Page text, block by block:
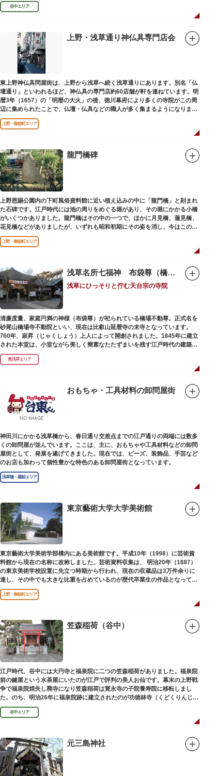
谷中エリア
上野・浅草通り神仏具専門店会
東上野神仏具問屋街は、上野から浅草へ続く浅草通りにあります。別名「仏
壇通り」といわれるほど、神仏具の専門店約60店舗が軒を連ねています。明
暦3年（1657）の「明暦の大火」の後、徳川幕府により多くの寺院がこの周
辺に集められたことで、仏壇・仏具などの職人が多く集まるようになりまし
た。
上野・御徒町エリア
龍門橋碑
上野恩賜公園内の下町風俗資料館に近い植え込みの中に「龍門橋」と刻まれ
た石碑です。江戸時代には池の周りをめぐる堀があり、その堀にかかる小橋
がいくつかありました。龍門橋はその中の一つで、ほかに月見橋、蓮見橋、
花見橋などがありましたが、いずれも昭和初期にその姿を消し、今はこの石
碑にその名残がわずかに残るだけです。
上野・御徒町エリア
浅草名所七福神 布袋尊（橋場不動尊）
浅草にひっそりと佇む天台宗の寺院
清廉度量、家庭円満の神様（布袋尊）が祀られている橋場不動尊。正式名を
砂尾山橋場寺不動院といい、現在は比叡山延暦寺の末寺となっています。
760年、寂昇（じゃくしょう）上人によって開創されました。1845年に建立
された本堂は、小堂ながら美しく簡素なたたずまいを残す江戸時代の建築様
式です。明治の大火、関東大震災、第二次大戦の戦災でも周辺を災禍から守
ったことから「火伏せの不動尊」とも呼ばれています。
の昔、すぐ近くを流れる隅田川を往来して参拝する人の目印となったのがこ
の銀杏で、今なおそのパワーを授かりに来る人も多いそうです。
また、江戸時代から伝わる布袋尊像が祀られています。その姿は肩に袋がな
くお腹が袋代わりの形をしている珍しいもので、古くから庶民に尊信されて
奥浅草エリア
おもちゃ・工具材料の卸問屋街
神田川にかかる浅草橋から、春日通り交差点までの江戸通りの両端には数多
くの卸問屋が並んでいます。ここは、主に、おもちゃや工具材料などの卸問
屋街として、発展を遂げてきました。現在では、ビーズ、装飾品、手芸など
のお店も加わって個性豊かな特色のある卸問屋街となっています。
浅草橋・蔵前エリア
東京藝術大学大学美術館
東京藝術大学美術学部構内にある美術館です。平成10年（1998）に芸術資
料館から現在の名称に改称しました。芸術資料収集は、 明治20年（1887）
の東京美術学校設置に先立つ時期から行われ、現在の収蔵品は3万件余りに
達し、その中でも大きな比重を占めているのが歴代卒業生の作品となってい
ます。
上野・御徒町エリア
笠森稲荷（谷中）
江戸時代、谷中には大円寺と福泉院に二つの笠森稲荷がありました。福泉院
前の鍵屋という水茶屋にいたのが江戸で評判の美人お仙です。幕末の上野戦
争で福泉院焼失し廃寺になり笠森稲荷は寛永寺の子院養寿院に移転しまし
た。のち、明治26年に福泉院跡に建立されたのが功徳林寺（くどくりんじ）
で、明治末期には稲荷社が祀られました。
谷中エリア
元三島神社